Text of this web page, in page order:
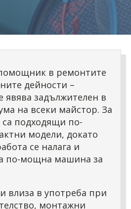
в ремонтите
дейности –
явява задължителен в
на всеки майстор. За
подходящи по-
модели, докато
се налага и
по-мощна машина за
влиза в употреба при
монтажни